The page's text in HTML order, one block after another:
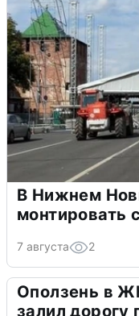
В Нижнем
монтировать
7 августа 2
Оползень в
залил дорогу